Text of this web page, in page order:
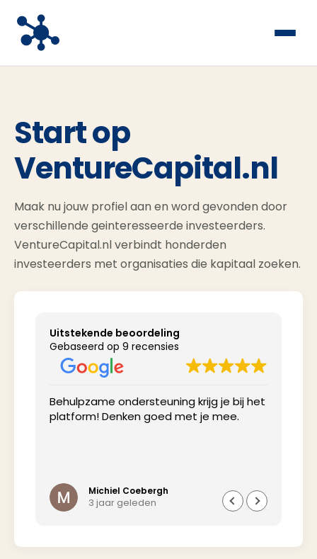
Start op
VentureCapital.nl
Maak nu jouw profiel aan en word gevonden door
verschillende geinteresseerde investeerders.
VentureCapital.nl verbindt honderden
investeerders met organisaties die kapitaal zoeken.
Uitstekende beoordeling
Gebaseerd op 9 recensies
Behulpzame ondersteuning krijg je bij het
platform! Denken goed met je mee.
Michiel Coebergh
3 jaar geleden